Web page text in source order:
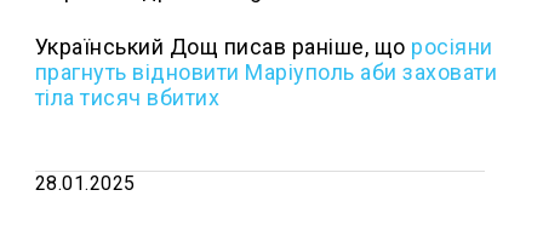
Український Дощ писав раніше, що росіяни
прагнуть відновити Маріуполь аби заховати
тіла тисяч вбитих
28.01.2025